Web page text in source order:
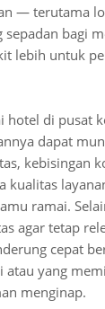
— terutama
bagi
lebih untuk
hotel di pusat
dapat
kebisingan
kualitas
ramai.
agar tetap
cepat
atau yang
menginap.